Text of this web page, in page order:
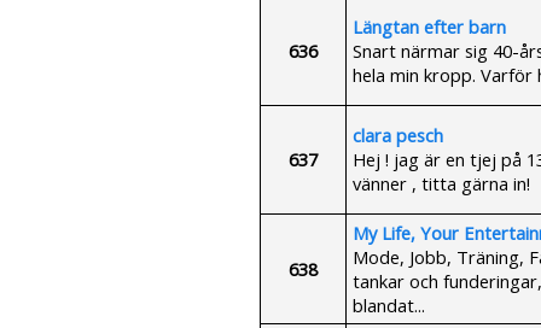
636
Längtan efter barn
Snart närmar sig 40-
hela min kropp. Varför
637
clara pesch
Hej ! jag är en tjej på
vänner , titta gärna in!
638
My Life, Your
Mode, Jobb, Träning,
tankar och
blandat...